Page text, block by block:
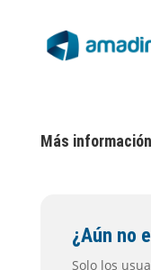
Más
¿Aún no
Solo los